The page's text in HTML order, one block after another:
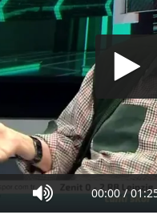
00:00 /